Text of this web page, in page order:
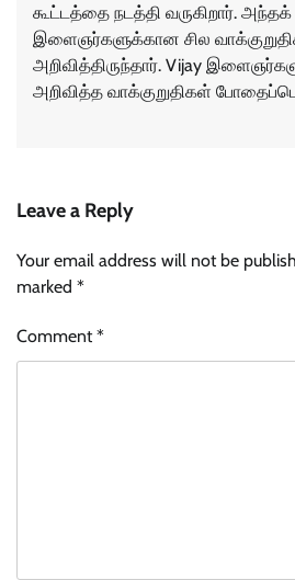
கூட்டத்தை நடத்தி வருகிறார். அந்தக்
இளைஞர்களுக்கான சில
அறிவித்திருந்தார். Vijay
அறிவித்த வாக்குறுதிகள்
Leave a Reply
Your email address will not be
marked *
Comment*